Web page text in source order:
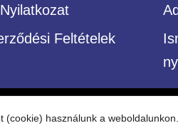
Feltételek
Építőközösség
használunk a weboldalunkon.